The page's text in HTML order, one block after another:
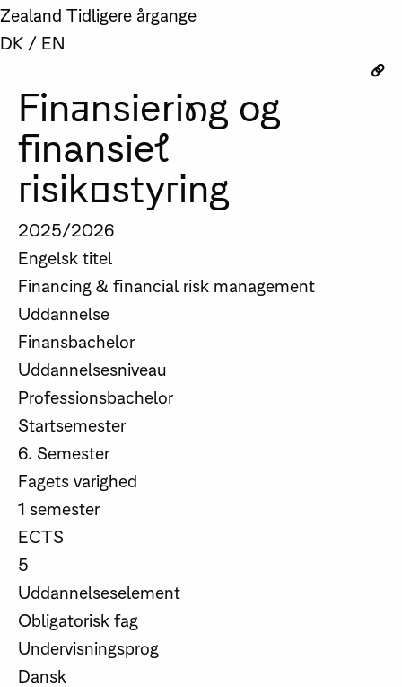
Zealand Tidligere årgange
DK / EN
Finansiering og
finansiel
risikostyring
2025/2026
Engelsk titel
Financing & financial risk management
Uddannelse
Finansbachelor
Uddannelsesniveau
Professionsbachelor
Startsemester
6. Semester
Fagets varighed
1 semester
ECTS
5
Uddannelseselement
Obligatorisk fag
Undervisningsprog
Dansk